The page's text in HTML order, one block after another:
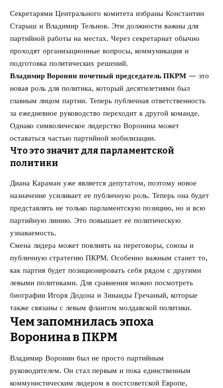
Секретарями Центрального комитета избраны Константин
Старыш и Владимир Тельнов. Эти должности важны для
партийной работы на местах. Через секретариат обычно
проходят организационные вопросы, коммуникация и
подготовка политических решений.
Владимир Воронин почетный председатель ПКРМ — это
новая роль для политика, который десятилетиями был
главным лицом партии. Теперь публичная ответственность
за ежедневное руководство переходит к другой команде.
Однако символическое лидерство Воронина может
оставаться частью партийной мобилизации.
Что это значит для парламентской
политики
Диана Караман уже является депутатом, поэтому новое
назначение усиливает ее публичную роль. Теперь она будет
представлять не только парламентскую позицию, но и всю
партийную линию. Это повышает ее политическую
узнаваемость.
Смена лидера может повлиять на переговоры, союзы и
публичную стратегию ПКРМ. Особенно важным станет то,
как партия будет позиционировать себя рядом с другими
левыми политиками. Для сравнения можно посмотреть
биографии Игоря Додона и Зинаиды Гречаный, которые
также связаны с левым флангом молдавской политики.
Чем запомнилась эпоха
Воронина в ПКРМ
Владимир Воронин был не просто партийным
руководителем. Он стал первым и пока единственным
коммунистическим лидером в постсоветской Европе,